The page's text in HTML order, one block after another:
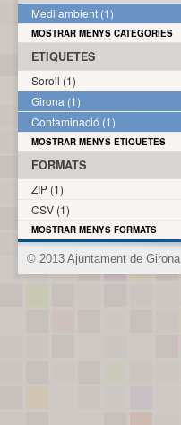
Medi ambient (1)
MOSTRAR MENYS CATEGORIES
ETIQUETES
Soroll (1)
Girona (1)
Contaminació (1)
MOSTRAR MENYS ETIQUETES
FORMATS
ZIP (1)
CSV (1)
MOSTRAR MENYS FORMATS
© 2013 Ajuntament de Girona